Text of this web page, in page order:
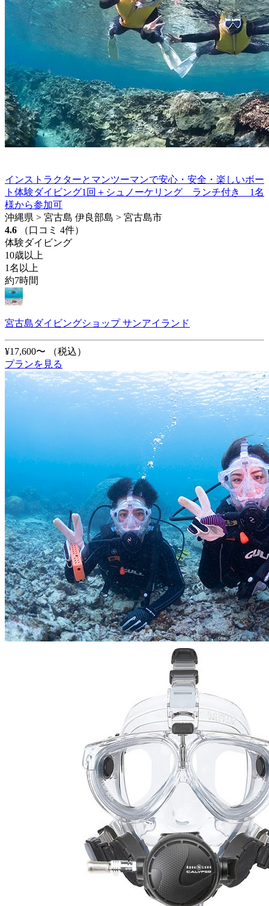
インストラクターとマンツーマンで安心・安全・楽しいボー
ト体験ダイビング1回＋シュノーケリング ランチ付き 1名
様から参加可
沖縄県 > 宮古島 伊良部島 > 宮古島市
4.6
（口コミ 4件）
体験ダイビング
10歳以上
1名以上
約7時間
宮古島ダイビングショップ サンアイランド
¥17,600〜
（税込）
プランを見る